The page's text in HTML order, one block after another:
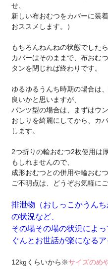
せ、
新しい布おむつをカバーに装
おススメします。）
もちろんねんねの状態でした
カバーはそのままで、布おむ
タンを閉じれば終わりです。
ゆるゆるうんち時期の場合は
良いかと思いますが、
パンツ型の場合は、まずはウ
おしりを綺麗にしてから、カ
します。
2つ折りの輪おむつ2枚使用は
もしれませんので、
成形おむつとの併用や輪おむ
ご不明点は、どうぞお気軽に
排泄物（おしっこかうん
の状況など、
その場その場の状況によ
ぐんとお世話が楽になる
12kgくらいから※サイズのめ